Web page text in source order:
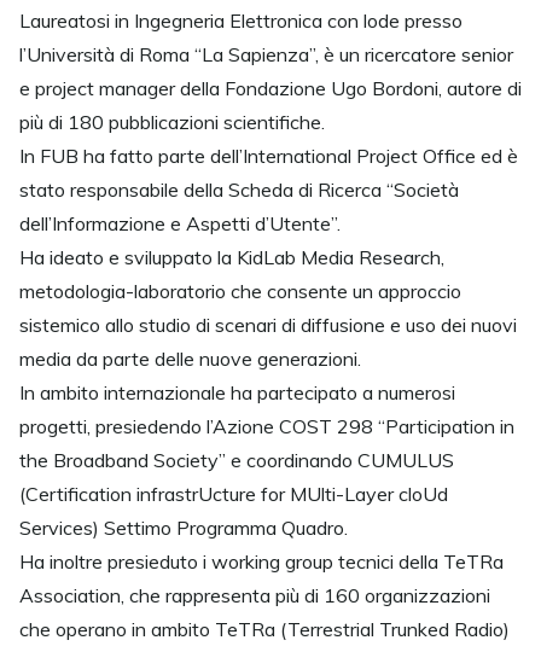
Laureatosi in Ingegneria Elettronica con lode presso
l’Università di Roma “La Sapienza”, è un ricercatore senior
e project manager della Fondazione Ugo Bordoni, autore di
più di 180 pubblicazioni scientifiche.
In FUB ha fatto parte dell’International Project Office ed è
stato responsabile della Scheda di Ricerca “Società
dell’Informazione e Aspetti d’Utente”.
Ha ideato e sviluppato la KidLab Media Research,
metodologia-laboratorio che consente un approccio
sistemico allo studio di scenari di diffusione e uso dei nuovi
media da parte delle nuove generazioni.
In ambito internazionale ha partecipato a numerosi
progetti, presiedendo l’Azione COST 298 “Participation in
the Broadband Society” e coordinando CUMULUS
(Certification infrastrUcture for MUlti-Layer cloUd
Services) Settimo Programma Quadro.
Ha inoltre presieduto i working group tecnici della TeTRa
Association, che rappresenta più di 160 organizzazioni
che operano in ambito TeTRa (Terrestrial Trunked Radio)